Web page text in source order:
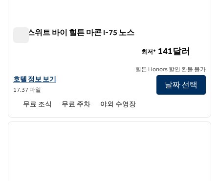
홈2 스위트 바이 힐튼 마콘 I-75 노스
홈2 스위트 바이 힐튼 마콘 I-75 노스의 호텔 정보 보기
호텔 정보 보기
17.37 마일
최저* 141달러
힐튼 Honors 할인 환불 불가
날짜 선택
무료 조식 무료 주차 야외 수영장
1/12
다음